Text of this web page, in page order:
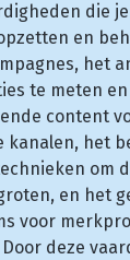
die
en
het
te meten
content
kanalen, het
om
en het
voor
deze